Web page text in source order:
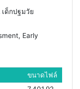
ด็กปฐมวัย
Early
ขนาดไฟล์